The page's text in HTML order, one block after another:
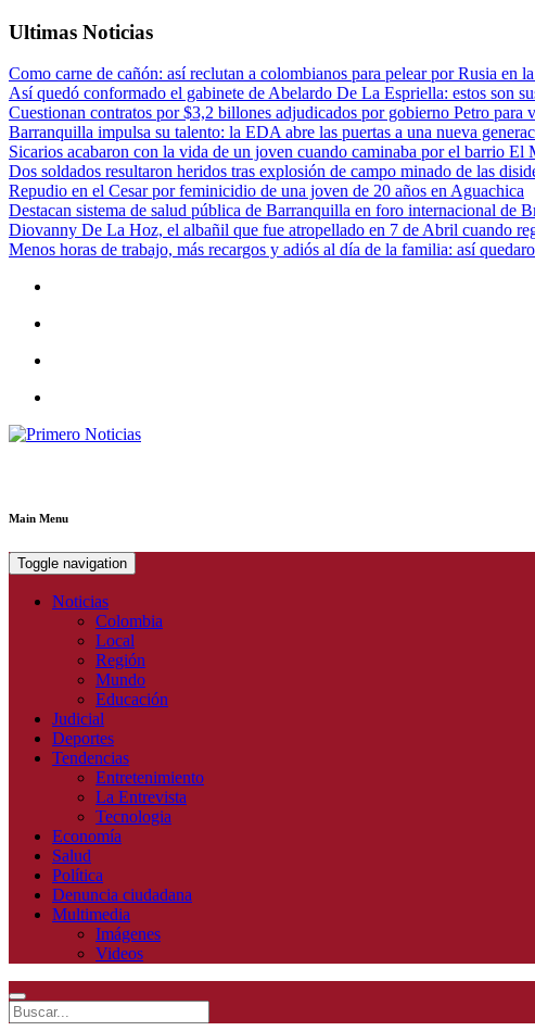
Ultimas Noticias
Como carne de cañón: así reclutan a colombianos para pelear por Rusia en
Así quedó conformado el gabinete de Abelardo De La Espriella: estos son
Cuestionan contratos por $3,2 billones adjudicados por gobierno Petro para
Barranquilla impulsa su talento: la EDA abre las puertas a una nueva
Sicarios acabaron con la vida de un joven cuando caminaba por el barrio El
Dos soldados resultaron heridos tras explosión de campo minado de las
Repudio en el Cesar por feminicidio de una joven de 20 años en Aguachica
Destacan sistema de salud pública de Barranquilla en foro internacional de
Diovanny De La Hoz, el albañil que fue atropellado en 7 de Abril cuando
Menos horas de trabajo, más recargos y adiós al día de la familia: así
Main Menu
Toggle navigation
Noticias
Colombia
Local
Región
Mundo
Educación
Judicial
Deportes
Tendencias
Entretenimiento
La Entrevista
Tecnologia
Economía
Salud
Política
Denuncia ciudadana
Multimedia
Imágenes
Videos